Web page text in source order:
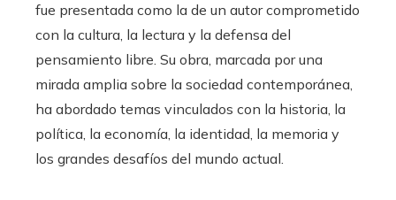
fue presentada como la de un autor comprometido
con la cultura, la lectura y la defensa del
pensamiento libre. Su obra, marcada por una
mirada amplia sobre la sociedad contemporánea,
ha abordado temas vinculados con la historia, la
política, la economía, la identidad, la memoria y
los grandes desafíos del mundo actual.